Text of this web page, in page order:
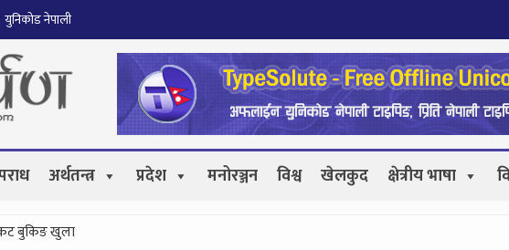
युनिकोड नेपाली
अर्थतन्त्र प्रदेश मनोरञ्जन विश्व खेलकुद क्षेत्रीय भाषा
बुकिङ खुला